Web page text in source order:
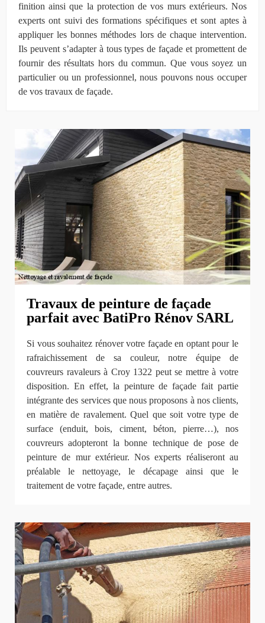
finition ainsi que la protection de vos murs extérieurs. Nos
experts ont suivi des formations spécifiques et sont aptes à
appliquer les bonnes méthodes lors de chaque intervention.
Ils peuvent s’adapter à tous types de façade et promettent de
fournir des résultats hors du commun. Que vous soyez un
particulier ou un professionnel, nous pouvons nous occuper
de vos travaux de façade.
Travaux de peinture de façade
parfait avec BatiPro Rénov SARL
Si vous souhaitez rénover votre façade en optant pour le
rafraichissement de sa couleur, notre équipe de
couvreurs ravaleurs à Croy 1322 peut se mettre à votre
disposition. En effet, la peinture de façade fait partie
intégrante des services que nous proposons à nos clients,
en matière de ravalement. Quel que soit votre type de
surface (enduit, bois, ciment, béton, pierre…), nos
couvreurs adopteront la bonne technique de pose de
peinture de mur extérieur. Nos experts réaliseront au
préalable le nettoyage, le décapage ainsi que le
traitement de votre façade, entre autres.